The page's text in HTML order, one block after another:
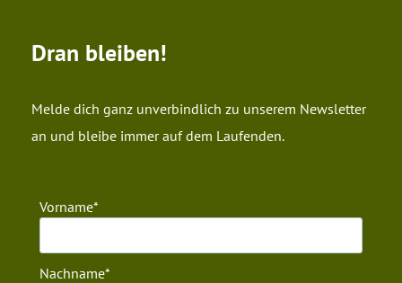
Dran bleiben!
Melde dich ganz unverbindlich zu unserem Newsletter
an und bleibe immer auf dem Laufenden.
Vorname
Nachname